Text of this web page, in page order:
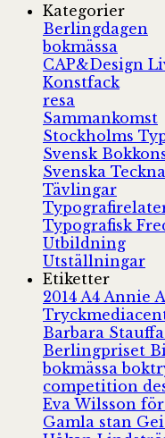
Kategorier
Berlingdagen
bokmässa
CAP&Design
Konstfack
resa
Sammankomst
Stockholms
Svensk
Svenska
Tävlingar
Typografisk
Utbildning
Utställningar
Etiketter
2014 A4 Annie
Barbara
Berlingpriset
bokmässa
competition
Eva Wilsson
Gamla stan